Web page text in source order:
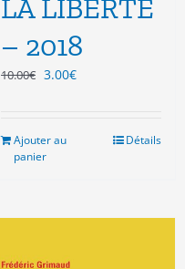
LA LIBERTE
– 2018
10.00€ Le
10.00€.
3.00€Le
Ajouter au
panier
Détails